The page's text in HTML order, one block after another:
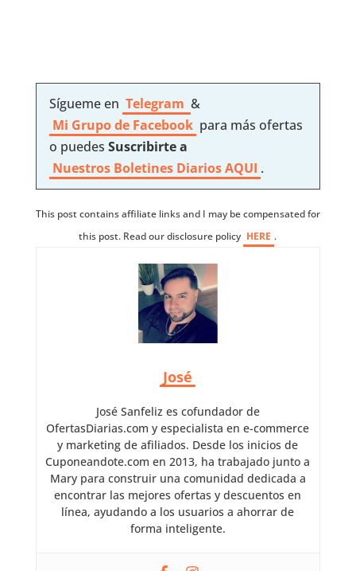
Sígueme en Telegram &
Mi Grupo de Facebook para más ofertas
o puedes Suscribirte a
Nuestros Boletines Diarios AQUI .
This post contains affiliate links and I may be compensated for
this post. Read our disclosure policy HERE .
José
José Sanfeliz es cofundador de
OfertasDiarias.com y especialista en e-commerce
y marketing de afiliados. Desde los inicios de
Cuponeandote.com en 2013, ha trabajado junto a
Mary para construir una comunidad dedicada a
encontrar las mejores ofertas y descuentos en
línea, ayudando a los usuarios a ahorrar de
forma inteligente.